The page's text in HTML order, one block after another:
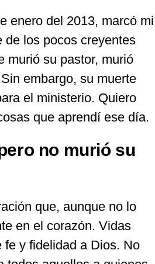
enero del 2013, marcó mi
de los pocos creyentes
murió su pastor, murió
embargo, su muerte
el ministerio. Quiero
que aprendí ese día.
no murió su
que, aunque no lo
en el corazón. Vidas
fe y fidelidad a Dios. No